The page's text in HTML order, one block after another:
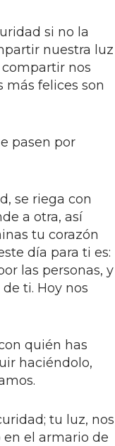
si no la
nuestra luz
compartir nos
más felices son
pasen por
se riega con
a otra, así
tu corazón
día para ti es:
las personas, y
ti. Hoy nos
quién has
haciéndolo,
tu luz, nos
en el armario de